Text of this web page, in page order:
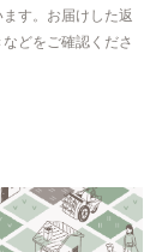
す。お届けした返
どをご確認くださ